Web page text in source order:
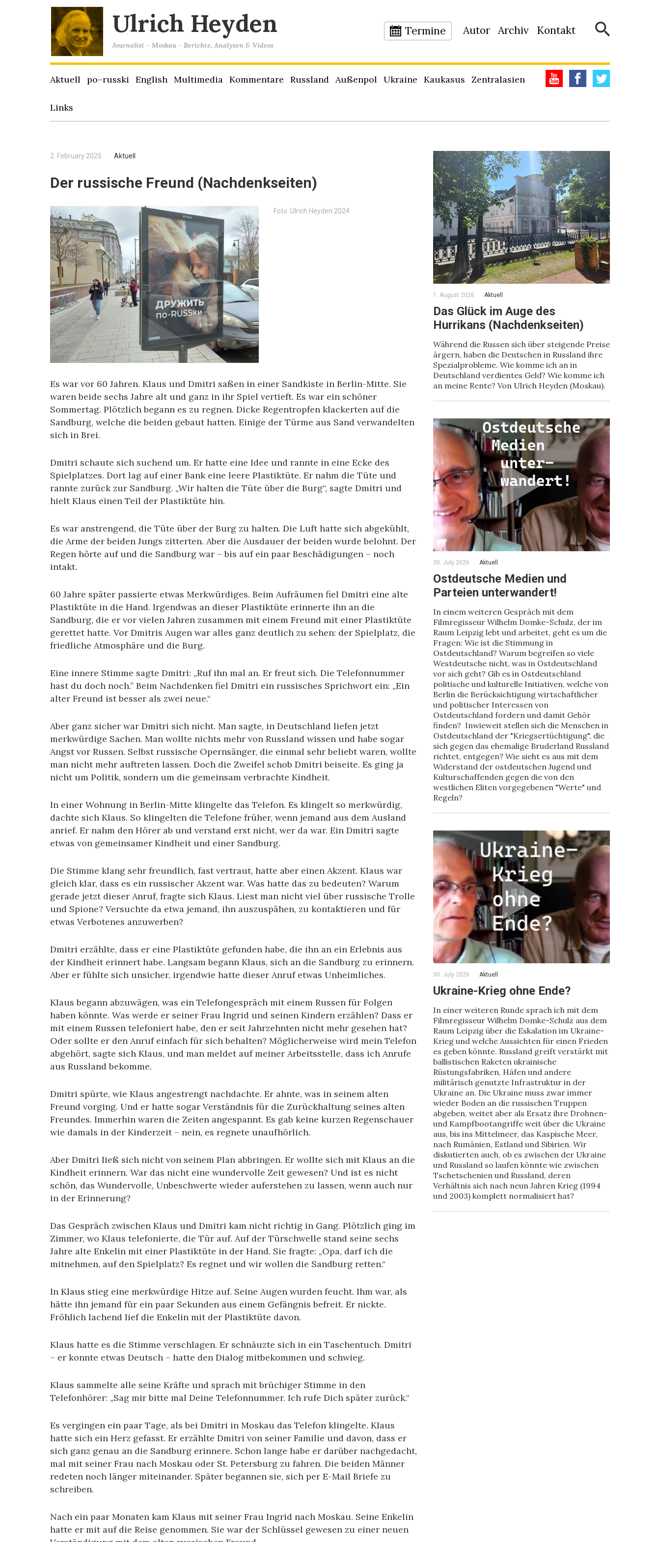
Ulrich Heyden
Journalist - Moskau - Berichte, Analysen & Videos
Termine Autor Archiv Kontakt
Aktuell po–russki English Multimedia Kommentare Russland Außenpol Ukraine Kaukasus Zentralasien
Links
2. February 2025 Aktuell
Der russische Freund (Nachdenkseiten)
Foto: Ulrich Heyden 2024
Es war vor 60 Jahren. Klaus und Dmitri saßen in einer Sandkiste in Berlin-Mitte. Sie
waren beide sechs Jahre alt und ganz in ihr Spiel vertieft. Es war ein schöner
Sommertag. Plötzlich begann es zu regnen. Dicke Regentropfen klackerten auf die
Sandburg, welche die beiden gebaut hatten. Einige der Türme aus Sand verwandelten
sich in Brei.
Dmitri schaute sich suchend um. Er hatte eine Idee und rannte in eine Ecke des
Spielplatzes. Dort lag auf einer Bank eine leere Plastiktüte. Er nahm die Tüte und
rannte zurück zur Sandburg. „Wir halten die Tüte über die Burg“, sagte Dmitri und
hielt Klaus einen Teil der Plastiktüte hin.
Es war anstrengend, die Tüte über der Burg zu halten. Die Luft hatte sich abgekühlt,
die Arme der beiden Jungs zitterten. Aber die Ausdauer der beiden wurde belohnt. Der
Regen hörte auf und die Sandburg war – bis auf ein paar Beschädigungen – noch
intakt.
60 Jahre später passierte etwas Merkwürdiges. Beim Aufräumen fiel Dmitri eine alte
Plastiktüte in die Hand. Irgendwas an dieser Plastiktüte erinnerte ihn an die
Sandburg, die er vor vielen Jahren zusammen mit einem Freund mit einer Plastiktüte
gerettet hatte. Vor Dmitris Augen war alles ganz deutlich zu sehen: der Spielplatz, die
friedliche Atmosphäre und die Burg.
Eine innere Stimme sagte Dmitri: „Ruf ihn mal an. Er freut sich. Die Telefonnummer
hast du doch noch.” Beim Nachdenken fiel Dmitri ein russisches Sprichwort ein: „Ein
alter Freund ist besser als zwei neue.“
Aber ganz sicher war Dmitri sich nicht. Man sagte, in Deutschland liefen jetzt
merkwürdige Sachen. Man wollte nichts mehr von Russland wissen und habe sogar
Angst vor Russen. Selbst russische Opernsänger, die einmal sehr beliebt waren, wollte
man nicht mehr auftreten lassen. Doch die Zweifel schob Dmitri beiseite. Es ging ja
nicht um Politik, sondern um die gemeinsam verbrachte Kindheit.
In einer Wohnung in Berlin-Mitte klingelte das Telefon. Es klingelt so merkwürdig,
dachte sich Klaus. So klingelten die Telefone früher, wenn jemand aus dem Ausland
anrief. Er nahm den Hörer ab und verstand erst nicht, wer da war. Ein Dmitri sagte
etwas von gemeinsamer Kindheit und einer Sandburg.
Die Stimme klang sehr freundlich, fast vertraut, hatte aber einen Akzent. Klaus war
gleich klar, dass es ein russischer Akzent war. Was hatte das zu bedeuten? Warum
gerade jetzt dieser Anruf, fragte sich Klaus. Liest man nicht viel über russische Trolle
und Spione? Versuchte da etwa jemand, ihn auszuspähen, zu kontaktieren und für
etwas Verbotenes anzuwerben?
Dmitri erzählte, dass er eine Plastiktüte gefunden habe, die ihn an ein Erlebnis aus
der Kindheit erinnert habe. Langsam begann Klaus, sich an die Sandburg zu erinnern.
Aber er fühlte sich unsicher, irgendwie hatte dieser Anruf etwas Unheimliches.
Klaus begann abzuwägen, was ein Telefongespräch mit einem Russen für Folgen
haben könnte. Was werde er seiner Frau Ingrid und seinen Kindern erzählen? Dass er
mit einem Russen telefoniert habe, den er seit Jahrzehnten nicht mehr gesehen hat?
Oder sollte er den Anruf einfach für sich behalten? Möglicherweise wird mein Telefon
abgehört, sagte sich Klaus, und man meldet auf meiner Arbeitsstelle, dass ich Anrufe
aus Russland bekomme.
Dmitri spürte, wie Klaus angestrengt nachdachte. Er ahnte, was in seinem alten
Freund vorging. Und er hatte sogar Verständnis für die Zurückhaltung seines alten
Freundes. Immerhin waren die Zeiten angespannt. Es gab keine kurzen Regenschauer
wie damals in der Kinderzeit – nein, es regnete unaufhörlich.
Aber Dmitri ließ sich nicht von seinem Plan abbringen. Er wollte sich mit Klaus an die
Kindheit erinnern. War das nicht eine wundervolle Zeit gewesen? Und ist es nicht
schön, das Wundervolle, Unbeschwerte wieder auferstehen zu lassen, wenn auch nur
in der Erinnerung?
Das Gespräch zwischen Klaus und Dmitri kam nicht richtig in Gang. Plötzlich ging im
Zimmer, wo Klaus telefonierte, die Tür auf. Auf der Türschwelle stand seine sechs
Jahre alte Enkelin mit einer Plastiktüte in der Hand. Sie fragte: „Opa, darf ich die
mitnehmen, auf den Spielplatz? Es regnet und wir wollen die Sandburg retten.“
In Klaus stieg eine merkwürdige Hitze auf. Seine Augen wurden feucht. Ihm war, als
hätte ihn jemand für ein paar Sekunden aus einem Gefängnis befreit. Er nickte.
Fröhlich lachend lief die Enkelin mit der Plastiktüte davon.
Klaus hatte es die Stimme verschlagen. Er schnäuzte sich in ein Taschentuch. Dmitri
– er konnte etwas Deutsch – hatte den Dialog mitbekommen und schwieg.
Klaus sammelte alle seine Kräfte und sprach mit brüchiger Stimme in den
Telefonhörer: „Sag mir bitte mal Deine Telefonnummer. Ich rufe Dich später zurück.“
Es vergingen ein paar Tage, als bei Dmitri in Moskau das Telefon klingelte. Klaus
hatte sich ein Herz gefasst. Er erzählte Dmitri von seiner Familie und davon, dass er
sich ganz genau an die Sandburg erinnere. Schon lange habe er darüber nachgedacht,
mal mit seiner Frau nach Moskau oder St. Petersburg zu fahren. Die beiden Männer
redeten noch länger miteinander. Später begannen sie, sich per E-Mail Briefe zu
schreiben.
Nach ein paar Monaten kam Klaus mit seiner Frau Ingrid nach Moskau. Seine Enkelin
hatte er mit auf die Reise genommen. Sie war der Schlüssel gewesen zu einer neuen
1. August 2026 Aktuell
Das Glück im Auge des
Hurrikans (Nachdenkseiten)
Während die Russen sich über steigende Preise
ärgern, haben die Deutschen in Russland ihre
Spezialprobleme. Wie komme ich an in
Deutschland verdientes Geld? Wie komme ich
an meine Rente? Von Ulrich Heyden (Moskau).
30. July 2026 Aktuell
Ostdeutsche Medien und
Parteien unterwandert!
In einem weiteren Gespräch mit dem
Filmregisseur Wilhelm Domke-Schulz, der im
Raum Leipzig lebt und arbeitet, geht es um die
Fragen: Wie ist die Stimmung in
Ostdeutschland? Warum begreifen so viele
Westdeutsche nicht, was in Ostdeutschland
vor sich geht? Gib es in Ostdeutschland
politische und kulturelle Initiativen, welche von
Berlin die Berücksichtigung wirtschaftlicher
und politischer Interessen von
Ostdeutschland fordern und damit Gehör
finden? Inwieweit stellen sich die Menschen in
Ostdeutschland der "Kriegsertüchtigung", die
sich gegen das ehemalige Bruderland Russland
richtet, entgegen? Wie sieht es aus mit dem
Widerstand der ostdeutschen Jugend und
Kulturschaffenden gegen die von den
westlichen Eliten vorgegebenen "Werte" und
Regeln?
30. July 2026 Aktuell
Ukraine-Krieg ohne Ende?
In einer weiteren Runde sprach ich mit dem
Filmregisseur Wilhelm Domke-Schulz aus dem
Raum Leipzig über die Eskalation im Ukraine-
Krieg und welche Aussichten für einen Frieden
es geben könnte. Russland greift verstärkt mit
ballistischen Raketen ukrainische
Rüstungsfabriken, Häfen und andere
militärisch genutzte Infrastruktur in der
Ukraine an. Die Ukraine muss zwar immer
wieder Boden an die russischen Truppen
abgeben, weitet aber als Ersatz ihre Drohnen-
und Kampfbootangriffe weit über die Ukraine
aus, bis ins Mittelmeer, das Kaspische Meer,
nach Rumänien, Estland und Sibirien. Wir
diskutierten auch, ob es zwischen der Ukraine
und Russland so laufen könnte wie zwischen
Tschetschenien und Russland, deren
Verhältnis sich nach neun Jahren Krieg (1994
und 2003) komplett normalisiert hat?